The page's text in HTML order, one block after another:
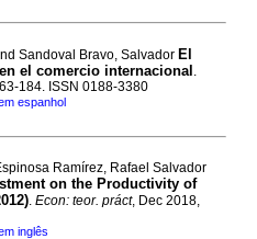
Sandoval Bravo, Salvador El
el comercio internacional .
184. ISSN 0188-3380
espanhol
Ramírez, Rafael Salvador
on the Productivity of
. Econ: teor. práct, Dec 2018,
inglês